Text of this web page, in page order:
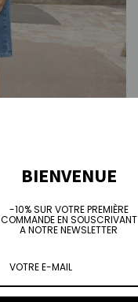
BIENVENUE
-10% SUR VOTRE PREMIÈRE
COMMANDE EN SOUSCRIVANT
A NOTRE NEWSLETTER